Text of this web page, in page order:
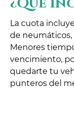
La cuota
de
Menores
vencimiento,
quedarte tu
punteros del